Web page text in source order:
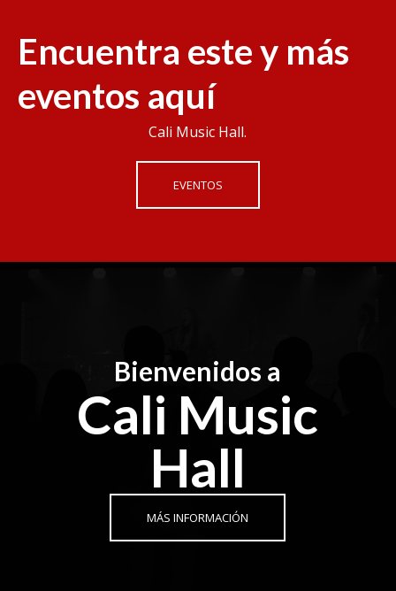
Encuentra este y más
eventos aquí
Cali Music Hall.
EVENTOS
Bienvenidos a
Cali Music
Hall
MÁS INFORMACIÓN